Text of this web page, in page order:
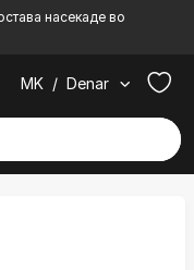
насекаде во
MK / Denar